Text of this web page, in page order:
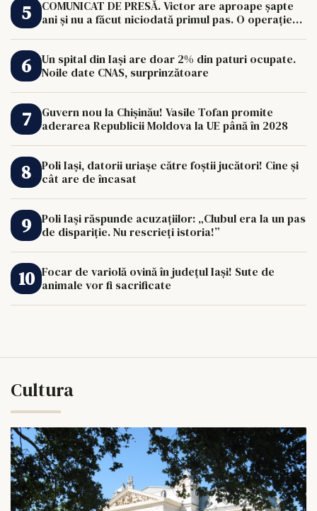
COMUNICAT DE PRESĂ. Victor are aproape șapte
ani și nu a făcut niciodată primul pas. O operație
Un spital din Iași are doar 2% din paturi ocupate.
Noile date CNAS, surprinzătoare
Guvern nou la Chișinău! Vasile Tofan promite
aderarea Republicii Moldova la UE până în 2028
Poli Iași, datorii uriașe către foștii jucători! Cine și
cât are de încasat
Poli Iași răspunde acuzațiilor: „Clubul era la un pas
de dispariție. Nu rescrieți istoria!”
Focar de variolă ovină în județul Iași! Sute de
animale vor fi sacrificate
Cultura